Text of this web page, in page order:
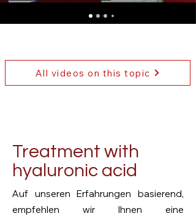
All videos on this topic
Treatment with
hyaluronic acid
Auf unseren Erfahrungen basierend,
empfehlen wir Ihnen eine